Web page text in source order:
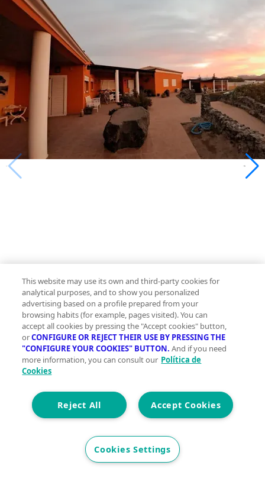
Casa en
venta calle
LLANOS DE
This website may use its own and third-party cookies for
analytical purposes, and to show you personalized
advertising based on a profile prepared from your
browsing habits (for example, pages visited). You can
accept all cookies by pressing the "Accept cookies" button,
orCONFIGURE OR REJECT THEIR USE BY PRESSING THE
"CONFIGURE YOUR COOKIES" BUTTON. And if you need
more information, you can consult our Política de
Cookies
Accept Cookies
Reject All
Cookies Settings